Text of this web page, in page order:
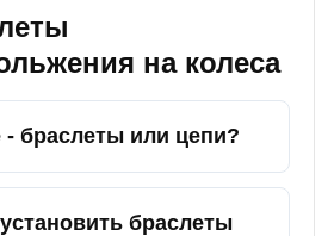
на колеса
браслеты или цепи?
браслеты